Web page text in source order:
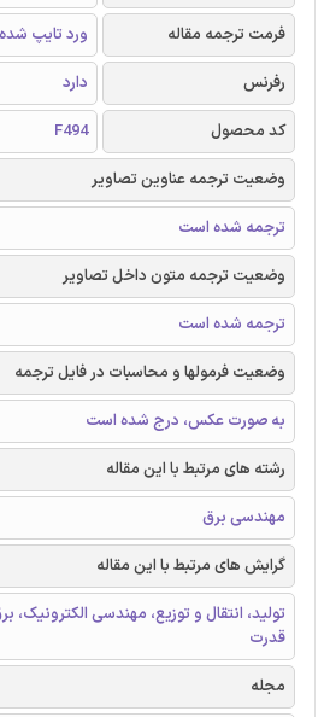
فرمت ترجمه مقاله
ورد تایپ شده
رفرنس
دارد
کد محصول
F494
وضعیت ترجمه عناوین تصاویر
ترجمه شده است
وضعیت ترجمه متون داخل تصاویر
ترجمه شده است
وضعیت فرمولها و محاسبات در فایل ترجمه
به صورت عکس، درج شده است
رشته های مرتبط با این مقاله
مهندسی برق
گرایش های مرتبط با این مقاله
تولید، انتقال و توزیع، مهندسی
قدرت
مجله